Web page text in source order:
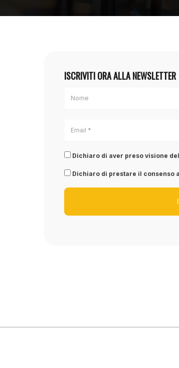
ISCRIVITI ORA ALLA NEWSLETTER
Dichiaro di aver preso visione
Dichiaro di prestare il consenso